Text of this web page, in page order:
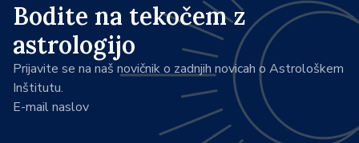
Bodite na tekočem z
astrologijo
Prijavite se na naš novičnik o zadnjih novicah o Astrološkem
Inštitutu.
E-mail naslov